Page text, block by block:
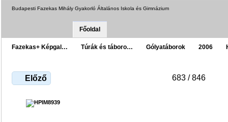
Budapesti Fazekas Mihály Gyakorló Általános Iskola és Gimnázium
Főoldal
Fazekas+ Képgal… Túrák és táboro… Gólyatáborok 2006
Előző 683 / 846